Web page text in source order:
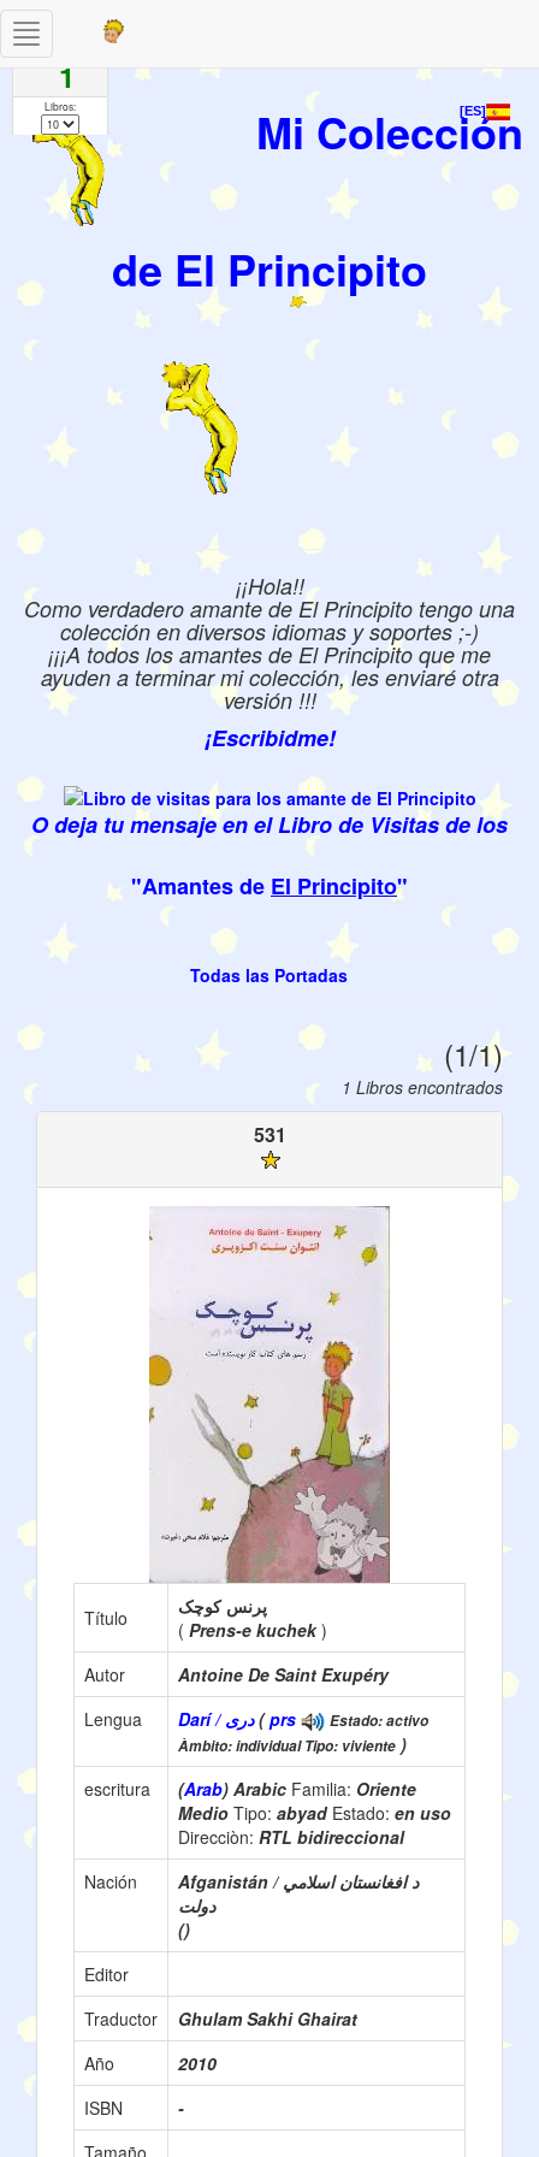
[ES]
Mi Colección
de El Principito
¡¡Hola!!
Como verdadero amante de El Principito tengo una
colección en diversos idiomas y soportes ;-)
¡¡¡A todos los amantes de El Principito que me
ayuden a terminar mi colección, les enviaré otra
versión !!!
¡Escribidme!
O deja tu mensaje en el Libro de Visitas de los
"Amantes de El Principito"
Todas las Portadas
Toggle
navigation
(1/1)
1 Libros encontrados
Paginas
1
Libros:
531
Título
پرنس کوچک
( Prens-e kuchek)
Autor
Antoine De Saint Exupéry
Lengua
Darí / دری(prs
Estado: activo
Àmbito: individual Tipo: viviente )
escritura
(Arab) Arabic Familia: Oriente
Medio Tipo: abyad Estado: en uso
Direcciòn: RTL bidireccional
Nación
Afganistán / د افغانستان اسلامي
دولت
()
Editor
Traductor
Ghulam Sakhi Ghairat
Año
2010
ISBN
-